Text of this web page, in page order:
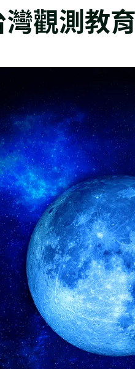
觀測教